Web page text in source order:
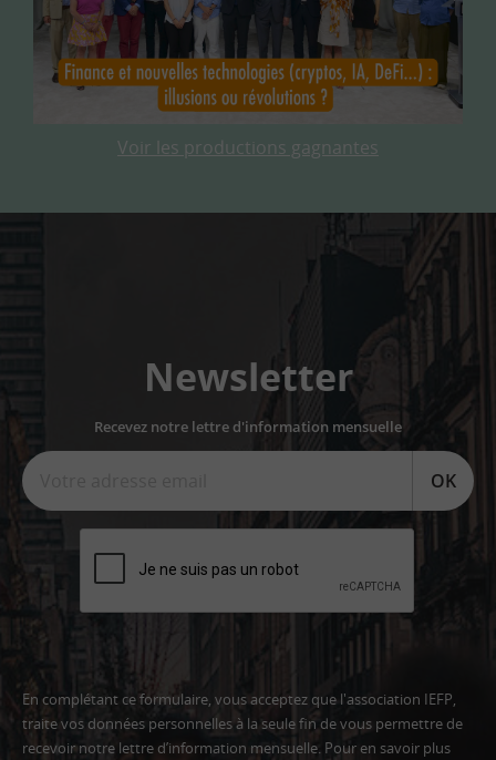
Voir les productions gagnantes
Newsletter
Recevez notre lettre d'information mensuelle
OK
En complétant ce formulaire, vous acceptez que l'association IEFP,
traite vos données personnelles à la seule fin de vous permettre de
recevoir notre lettre d’information mensuelle. Pour en savoir plus